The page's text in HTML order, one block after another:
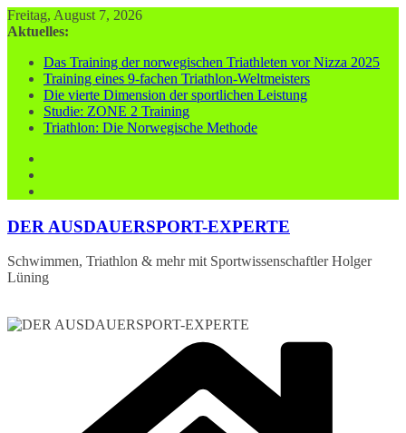
Zum
Inhalt
Freitag, August 7, 2026
Aktuelles:
Das Training der norwegischen Triathleten vor Nizza 2025
Training eines 9-fachen Triathlon-Weltmeisters
Die vierte Dimension der sportlichen Leistung
Studie: ZONE 2 Training
Triathlon: Die Norwegische Methode
DER AUSDAUERSPORT-EXPERTE
Schwimmen, Triathlon & mehr mit Sportwissenschaftler Holger
Lüning